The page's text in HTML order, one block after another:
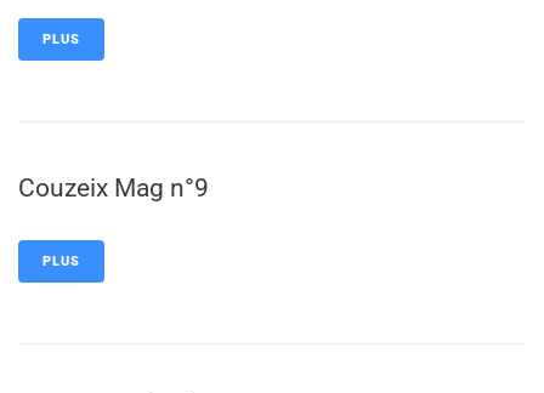
PLUS
Couzeix Mag n°9
PLUS